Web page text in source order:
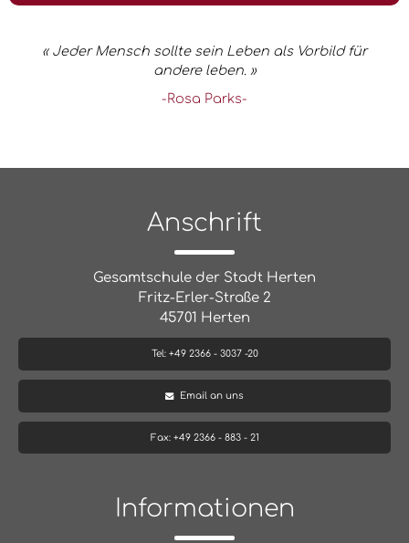
« Jeder Mensch sollte sein Leben als Vorbild für
andere leben. »
-Rosa Parks-
Anschrift
Gesamtschule der Stadt Herten
Fritz-Erler-Straße 2
45701 Herten
Tel: +49 2366 - 3037 -20
Email an uns
Fax: +49 2366 - 883 - 21
Informationen